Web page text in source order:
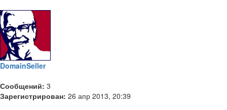
DomainSeller
Сообщений: 3
Зарегистрирован: 26 апр 2013, 20:39